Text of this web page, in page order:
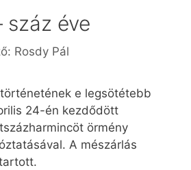
száz éve
Rosdy Pál
e legsötétebb
24-én kezdődött
örmény
A mészárlás